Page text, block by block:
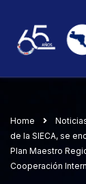
Home
de la SIECA, se
Plan Maestro
Cooperación